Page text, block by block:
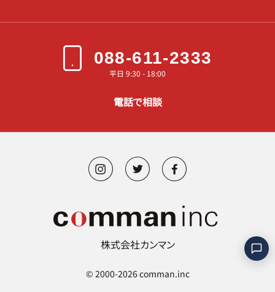
088-611-2333
平日 9:30 - 18:00
電話で相談
株式会社カンマン
©︎ 2000-2026 comman.inc